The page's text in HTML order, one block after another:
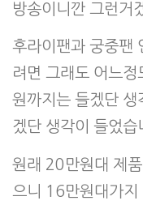
방송이니깐 그런거
후라이팬과 궁중팬
려면 그래도 어느
원까지는 들겠단 생
겠단 생각이 들었습
원래 20만원대 제
으니 16만원대가